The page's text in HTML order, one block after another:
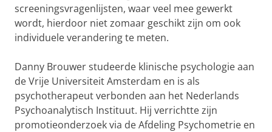
screeningsvragenlijsten, waar veel mee gewerkt
wordt, hierdoor niet zomaar geschikt zijn om ook
individuele verandering te meten.
Danny Brouwer studeerde klinische psychologie aan
de Vrije Universiteit Amsterdam en is als
psychotherapeut verbonden aan het Nederlands
Psychoanalytisch Instituut. Hij verrichtte zijn
promotieonderzoek via de Afdeling Psychometrie en